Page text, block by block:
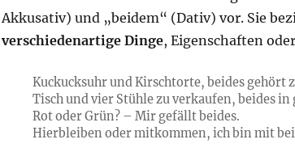
Akkusativ) und „beidem“ (Dativ) vor. Sie
verschiedenartige Dinge, Eigenschaften
Kuckucksuhr und Kirschtorte, beides gehört
Tisch und vier Stühle zu verkaufen, beides in
Rot oder Grün? – Mir gefällt beides.
Hierbleiben oder mitkommen, ich bin mit